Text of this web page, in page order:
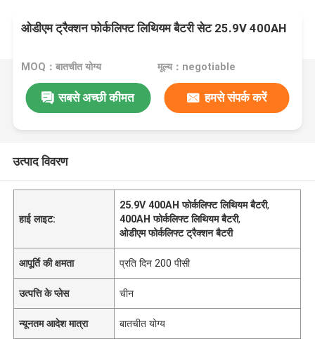
ओडीएम ट्रैक्शन फोर्कलिफ्ट लिथियम बैटरी सेट 25.9V 400AH
MOQ：बातचीत योग्य मूल्य：negotiable
सबसे अच्छी कीमत हमसे संपर्क करें
उत्पाद विवरण
हाई लाइट:
25.9V 400AH फोर्कलिफ्ट लिथियम बैटरी,
400AH फोर्कलिफ्ट लिथियम बैटरी,
ओडीएम फोर्कलिफ्ट ट्रैक्शन बैटरी
आपूर्ति की क्षमता प्रति दिन 200 पीसी
उत्पत्ति के प्लेस चीन
न्यूनतम आदेश मात्रा बातचीत योग्य